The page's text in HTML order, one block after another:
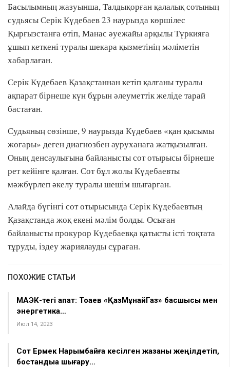
Басылымның жазуынша, Талдықорған қалалық сотының
судьясы Серік Күдебаев 23 наурызда көршілес
Қырғызстанға өтіп, Манас әуежайы арқылы Түркияға
ұшып кеткені туралы шекара қызметінің мәліметін
хабарлаған.
Серік Күдебаев Қазақстаннан кетіп қалғаны туралы
ақпарат бірнеше күн бұрын әлеуметтік желіде тарай
бастаған.
Судьяның сөзінше, 9 наурызда Күдебаев «қан қысымы
жоғары» деген диагнозбен ауруханаға жатқызылған.
Оның денсаулығына байланысты сот отырысы бірнеше
рет кейінге қалған. Сот бұл жолы Күдебаевты
мәжбүрлеп әкелу туралы шешім шығарған.
Алайда бүгінгі сот отырысында Серік Күдебаевтың
Қазақстанда жоқ екені мәлім болды. Осыған
байланысты прокурор Күдебаевқа қатысты істі тоқтата
тұруды, іздеу жариялауды сұраған.
ПОХОЖИЕ СТАТЬИ
МАЭК-тегі апат: Тоқаев «ҚазМұнайГаз» басшысы мен
энергетика…
Июл 14, 2023
Сот Ермек Нарымбайға кесілген жазаны жеңілдетіп,
бостандыққа шығару…